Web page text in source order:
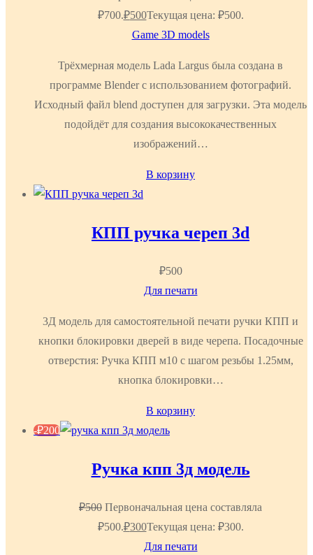
₽700.₽500Текущая цена: ₽500.
Game 3D models
Трёхмерная модель Lada Largus была создана в
программе Blender с использованием фотографий.
Исходный файл blend доступен для загрузки. Эта модель
подойдёт для создания высококачественных
изображений…
В корзину
КПП ручка череп 3d
₽500
Для печати
3Д модель для самостоятельной печати ручки КПП и
кнопки блокировки дверей в виде черепа. Посадочные
отверстия: Ручка КПП м10 с шагом резьбы 1.25мм,
кнопка блокировки…
В корзину
-₽200
Ручка кпп 3д модель
₽500 Первоначальная цена составляла
₽500.₽300Текущая цена: ₽300.
Для печати